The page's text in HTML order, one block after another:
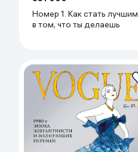
Номер 1. Как стать лучшим
в том, что ты делаешь